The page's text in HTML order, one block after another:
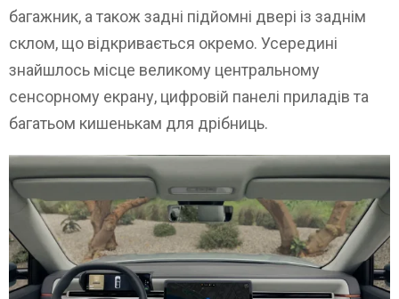
багажник, а також задні підйомні двері із заднім
склом, що відкривається окремо. Усередині
знайшлось місце великому центральному
сенсорному екрану, цифровій панелі приладів та
багатьом кишенькам для дрібниць.